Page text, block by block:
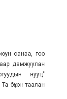
санаа, гоо
дамжуулан
нууц"
бүхэн таалан